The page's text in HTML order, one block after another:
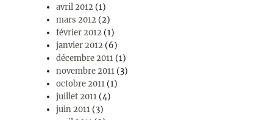
avril 2012 (1)
mars 2012 (2)
février 2012 (1)
janvier 2012 (6)
décembre 2011 (1)
novembre 2011 (3)
octobre 2011 (1)
juillet 2011 (4)
juin 2011 (3)